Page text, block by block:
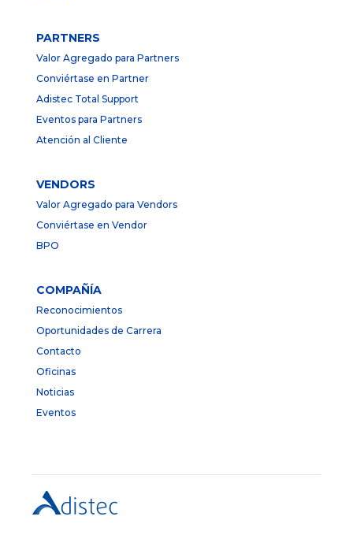
PARTNERS
Valor Agregado para Partners
Conviértase en Partner
Adistec Total Support
Eventos para Partners
Atención al Cliente
VENDORS
Valor Agregado para Vendors
Conviértase en Vendor
BPO
COMPAÑÍA
Reconocimientos
Oportunidades de Carrera
Contacto
Oficinas
Noticias
Eventos